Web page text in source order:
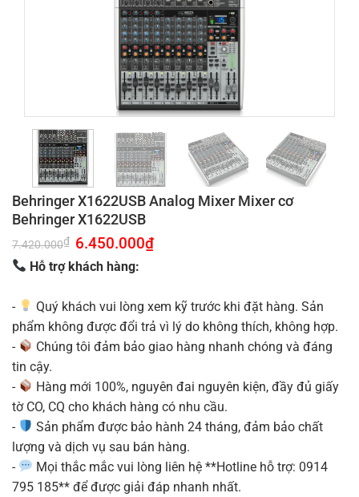
Behringer X1622USB Analog Mixer Mixer cơ
Behringer X1622USB
7.420.000₫ Giá
gốc
là:
7.420.000₫.
6.450.000₫Giá
Hỗ trợ khách hàng:
-
Quý khách vui lòng xem kỹ trước khi đặt hàng. Sản
phẩm không được đổi trả vì lý do không thích, không hợp.
-
Chúng tôi đảm bảo giao hàng nhanh chóng và đáng
tin cậy.
-
Hàng mới 100%, nguyên đai nguyên kiện, đầy đủ giấy
tờ CO, CQ cho khách hàng có nhu cầu.
-
Sản phẩm được bảo hành 24 tháng, đảm bảo chất
lượng và dịch vụ sau bán hàng.
-
Mọi thắc mắc vui lòng liên hệ **Hotline hỗ trợ: 0914
795 185** để được giải đáp nhanh nhất.